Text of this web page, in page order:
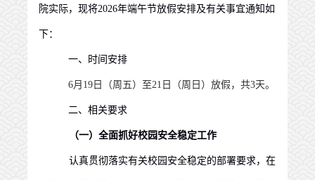
院实际，现将2026年端午节放假安排及有关事宜通知如
下：
一、时间安排
6月 19 日（周五）至21 日（周日）放假，共3天。
二、相关要求
（一）全面抓好校园安全稳定工作
认真贯彻落实有关校园安全稳定的部署要求，在